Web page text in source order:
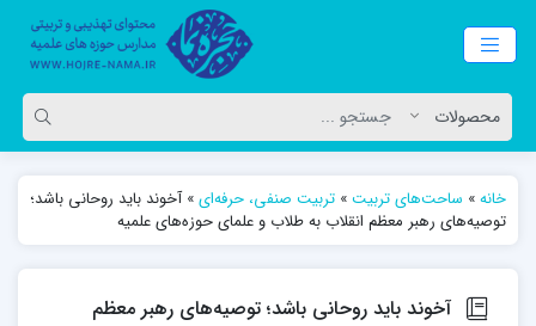
خانه» ساحت‌های تربیت» تربیت صنفی، حرفه‌ای»آخوند باید روحانی باشد؛
توصیه‌های رهبر معظم انقلاب به طلاب و علمای حوزه‌های علمیه
آخوند باید روحانی باشد؛ توصیه‌های رهبر معظم